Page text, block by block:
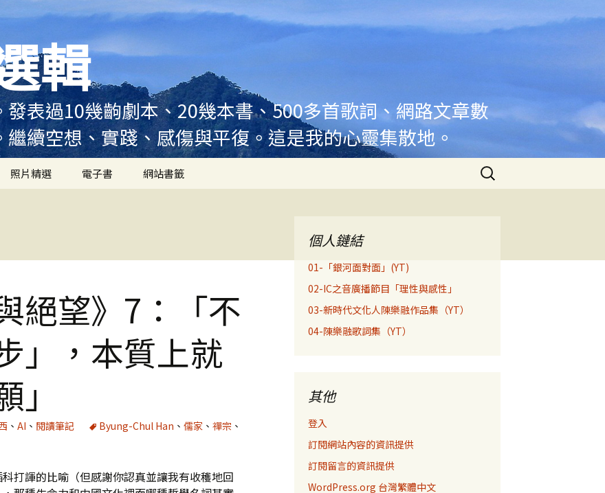
輯
表過10幾齣劇本、20幾本書、500多首歌詞、網路文章數
續空想、實踐、感傷與平復。這是我的心靈集散地。
照片精選 電子書 網站書籤
搜
尋
絕望》7：「不
」，本質上就
、 AI 、 閱讀筆記 Byung-Chul Han 、 儒家 、 禪宗 、
打諢的比喻（但感謝你認真並讓我有收穫地回
個人鏈結
01-「銀河面對面」(YT)
02-IC之音廣播節目「理性與感性」
03-新時代文化人陳樂融作品集（YT）
04-陳樂融歌詞集（YT）
其他
登入
訂閱網站內容的資訊提供
訂閱留言的資訊提供
WordPress.org 台灣繁體中文